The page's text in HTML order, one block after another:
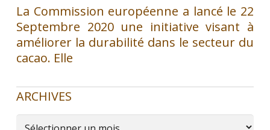
La Commission européenne a lancé le 22
Septembre 2020 une initiative visant à
améliorer la durabilité dans le secteur du
cacao. Elle
ARCHIVES
Archives